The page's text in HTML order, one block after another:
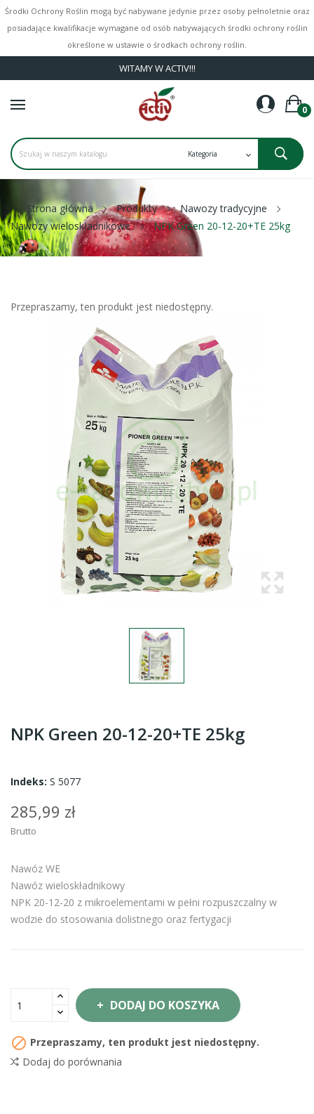
Środki Ochrony Roślin mogą być nabywane jedynie przez osoby pełnoletnie oraz
posiadające kwalifikacje wymagane od osób nabywających środki ochrony roślin
określone w ustawie o środkach ochrony roślin.
WITAMY W ACTIV!!!
0
Strona główna Produkty
Nawozy tradycyjne
Nawozy wieloskładnikowe
NPK Green 20-12-20+TE 25kg
Przepraszamy, ten produkt jest niedostępny.
NPK Green 20-12-20+TE 25kg
Indeks: S 5077
285,99 zł
Brutto
Nawóz WE
Nawóz wieloskładnikowy
NPK 20-12-20 z mikroelementami w pełni rozpuszczalny w
wodzie do stosowania dolistnego oraz fertygacji
DODAJ DO KOSZYKA
 Przepraszamy, ten produkt jest niedostępny.
Dodaj do porównania